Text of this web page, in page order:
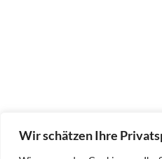
Wir schätzen Ihre